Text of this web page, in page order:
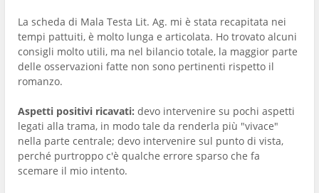
La scheda di Mala Testa Lit. Ag. mi è stata recapitata nei
tempi pattuiti, è molto lunga e articolata. Ho trovato alcuni
consigli molto utili, ma nel bilancio totale, la maggior parte
delle osservazioni fatte non sono pertinenti rispetto il
romanzo.
Aspetti positivi ricavati: devo intervenire su pochi aspetti
legati alla trama, in modo tale da renderla più "vivace"
nella parte centrale; devo intervenire sul punto di vista,
perché purtroppo c'è qualche errore sparso che fa
scemare il mio intento.